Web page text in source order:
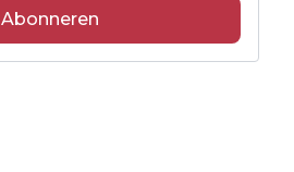
Abonneren